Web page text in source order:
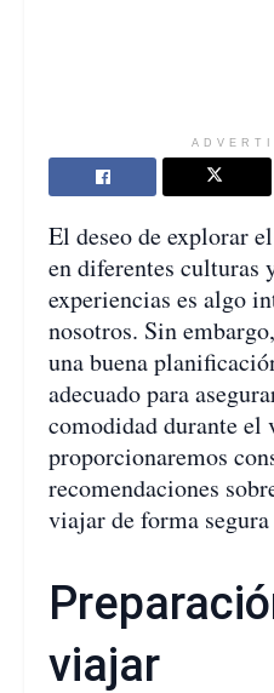
El deseo de explorar
en diferentes culturas
experiencias es algo
nosotros. Sin
una buena
adecuado para
comodidad durante el
proporcionaremos
recomendaciones
viajar de forma
viajar